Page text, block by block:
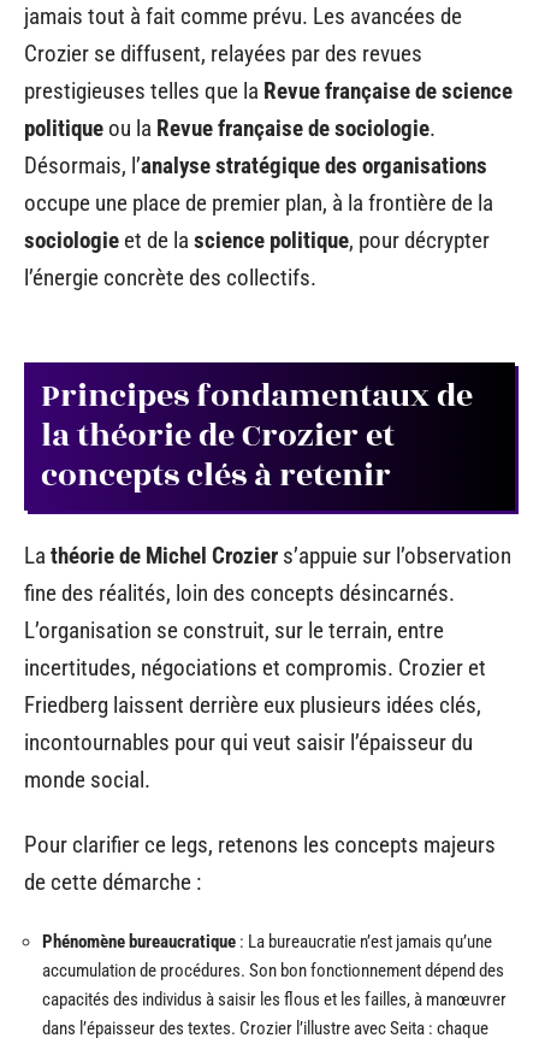
jamais tout à fait comme prévu. Les avancées de
Crozier se diffusent, relayées par des revues
prestigieuses telles que la Revue française de science
politique ou la Revue française de sociologie.
Désormais, l’analyse stratégique des organisations
occupe une place de premier plan, à la frontière de la
sociologie et de la science politique, pour décrypter
l’énergie concrète des collectifs.
Principes fondamentaux de
la théorie de Crozier et
concepts clés à retenir
La théorie de Michel Crozier s’appuie sur l’observation
fine des réalités, loin des concepts désincarnés.
L’organisation se construit, sur le terrain, entre
incertitudes, négociations et compromis. Crozier et
Friedberg laissent derrière eux plusieurs idées clés,
incontournables pour qui veut saisir l’épaisseur du
monde social.
Pour clarifier ce legs, retenons les concepts majeurs
de cette démarche :
Phénomène bureaucratique : La bureaucratie n’est jamais qu’une
accumulation de procédures. Son bon fonctionnement dépend des
capacités des individus à saisir les flous et les failles, à manœuvrer
dans l’épaisseur des textes. Crozier l’illustre avec Seita : chaque